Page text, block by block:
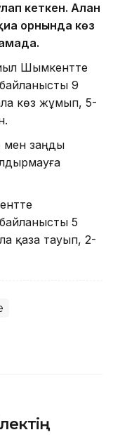
кеткен. Алған
орнында көз
Шымкентте
9
көз жұмып, 5-
мен заңды
5
қаза тауып, 2-